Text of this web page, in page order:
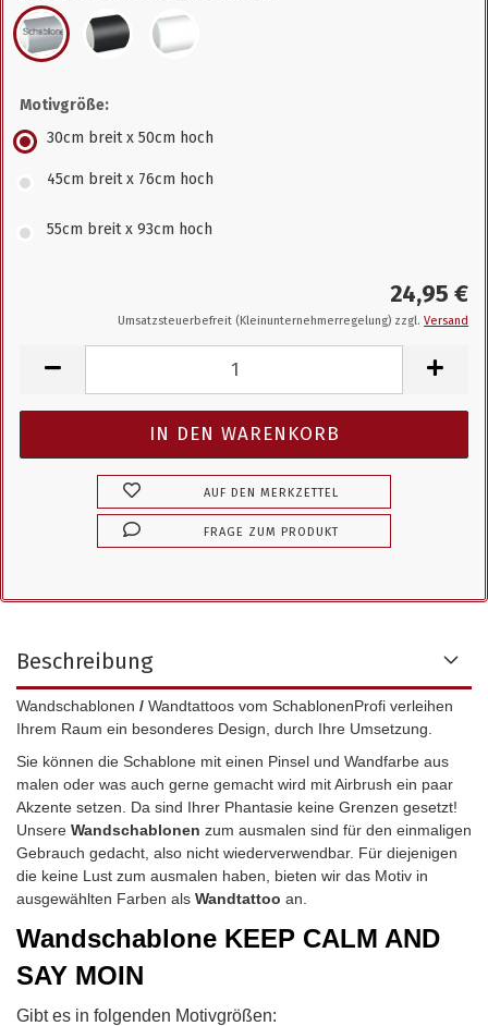
Motivgröße:
30cm breit x 50cm hoch
45cm breit x 76cm hoch
55cm breit x 93cm hoch
24,95 €
Umsatzsteuerbefreit (Kleinunternehmerregelung) zzgl. Versand
AUF DEN MERKZETTEL
FRAGE ZUM PRODUKT
Beschreibung
Wandschablonen / Wandtattoos vom SchablonenProfi verleihen
Ihrem Raum ein besonderes Design, durch Ihre Umsetzung.
Sie können die Schablone mit einen Pinsel und Wandfarbe aus
malen oder was auch gerne gemacht wird mit Airbrush ein paar
Akzente setzen. Da sind Ihrer Phantasie keine Grenzen gesetzt!
Unsere Wandschablonen zum ausmalen sind für den einmaligen
Gebrauch gedacht, also nicht wiederverwendbar. Für diejenigen
die keine Lust zum ausmalen haben, bieten wir das Motiv in
ausgewählten Farben als Wandtattoo an.
Wandschablone KEEP CALM AND
SAY MOIN
Gibt es in folgenden Motivgrößen: